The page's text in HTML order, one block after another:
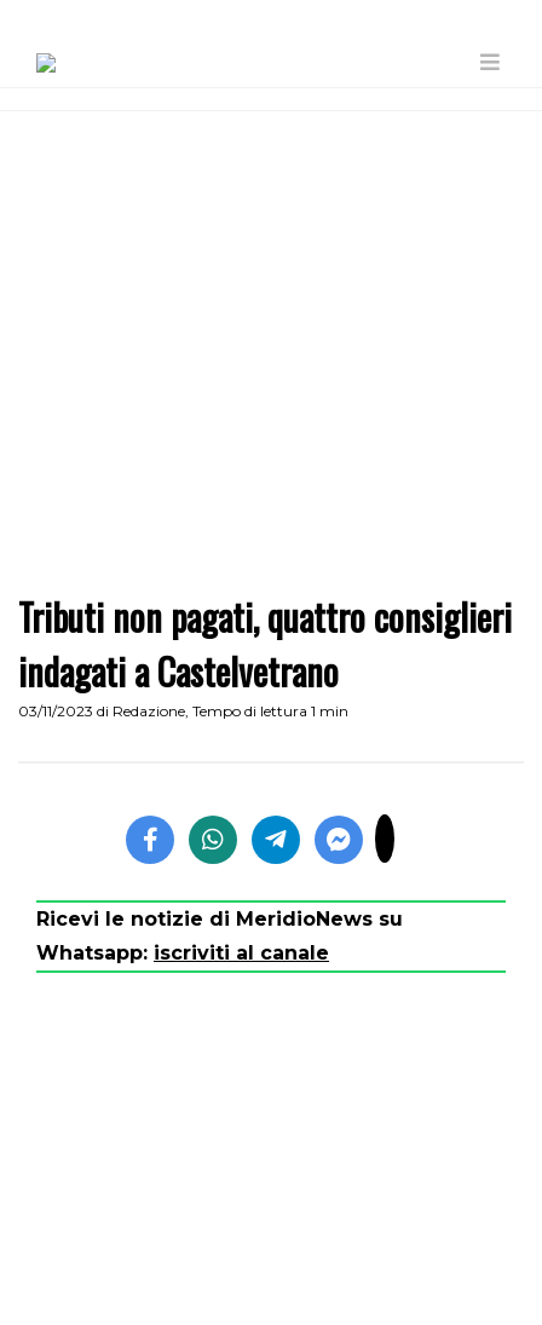
Tributi non pagati, quattro consiglieri
indagati a Castelvetrano
03/11/2023 di Redazione, Tempo di lettura 1 min
Ricevi le notizie di MeridioNews su
Whatsapp: iscriviti al canale